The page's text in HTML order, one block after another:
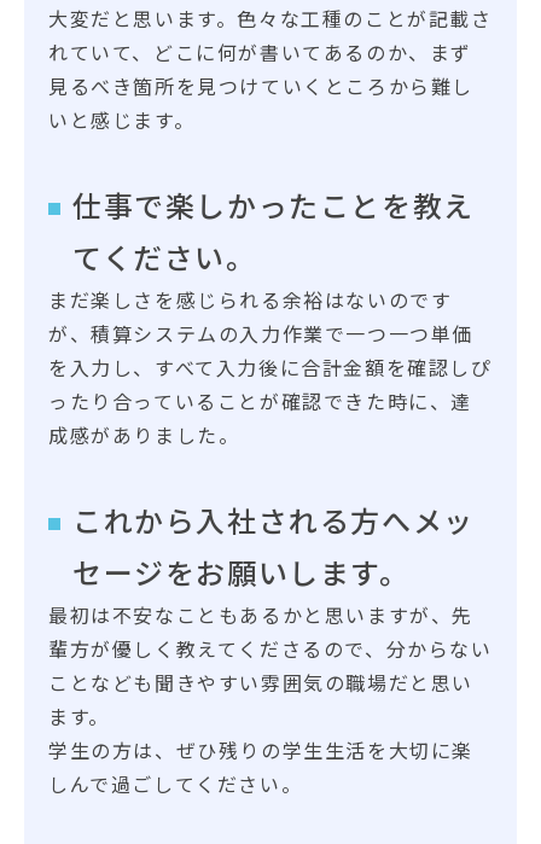
大変だと思います。色々な工種のことが記載さ
れていて、どこに何が書いてあるのか、まず
見るべき箇所を見つけていくところから難し
いと感じます。
仕事で楽しかったことを教え
てください。
まだ楽しさを感じられる余裕はないのです
が、積算システムの入力作業で一つ一つ単価
を入力し、すべて入力後に合計金額を確認しぴ
ったり合っていることが確認できた時に、達
成感がありました。
これから入社される方へメッ
セージをお願いします。
最初は不安なこともあるかと思いますが、先
輩方が優しく教えてくださるので、分からない
ことなども聞きやすい雰囲気の職場だと思い
ます。
学生の方は、ぜひ残りの学生生活を大切に楽
しんで過ごしてください。